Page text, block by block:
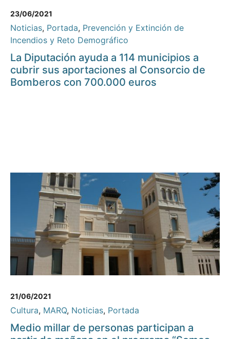
23/06/2021
Noticias, Portada, Prevención y Extinción de
Incendios y Reto Demográfico
La Diputación ayuda a 114 municipios a
cubrir sus aportaciones al Consorcio de
Bomberos con 700.000 euros
21/06/2021
Cultura, MARQ, Noticias, Portada
Medio millar de personas participan a